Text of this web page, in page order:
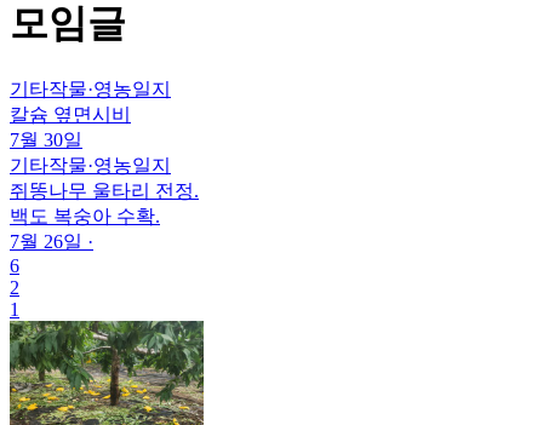
모임글
기타작물·영농일지
칼슘 옆면시비
7월 30일
기타작물·영농일지
쥐똥나무 울타리 전정.
백도 복숭아 수확.
7월 26일 ·
6
2
1